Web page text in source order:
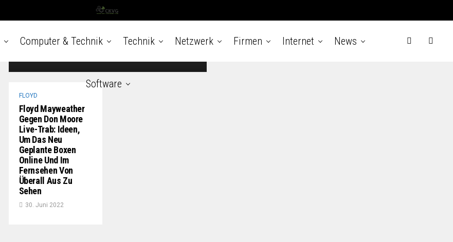
Computer & Technik Technik Netzwerk Firmen Internet News
Software
Photographs) Floyd Mayweathers Nicht-
Boxer, die im Großen und Ganzen...
FLOYD
Floyd Mayweather
Gegen Don Moore
Live-Trab: Ideen,
Um Das Neu
Geplante Boxen
Online Und Im
Fernsehen Von
Überall Aus Zu
Sehen
30. Juni 2022